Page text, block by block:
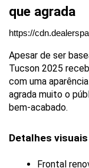
que agrada
https://
Apesar de ser
Tucson 2025
com uma
agrada muito o
bem-acabado.
Detalhes
Frontal